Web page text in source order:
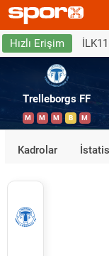
Hızlı Erişim
Trelleborgs FF
M M M B M
Kadrolar